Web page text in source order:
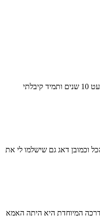
שמי עדי הוברמן, במאי ומפיק עם ניסיון של מעל 20 שנה בעבודה עם חברות וארגונים. לאורך השנים ביימתי והפקתי אלפי סרטים, בהם סרטי תדמית, פרסום וסרטוני תוכן. אני עובד עם חיים כמעט 10 שנים ותמיד קיבלתי
וכמובן דאג גם שישלמו לי את
המיוחדת היא היתה האמא